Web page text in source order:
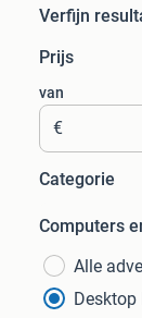
Verfijn
Prijs
van
€
Categorie
Computers
Alle
Desktop